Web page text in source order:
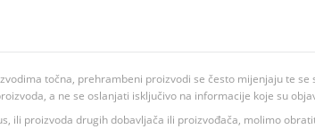
točna, prehrambeni proizvodi se često mijenjaju te
a ne se oslanjati isključivo na informacije koje su
ili proizvoda drugih dobavljača ili proizvođača, molimo